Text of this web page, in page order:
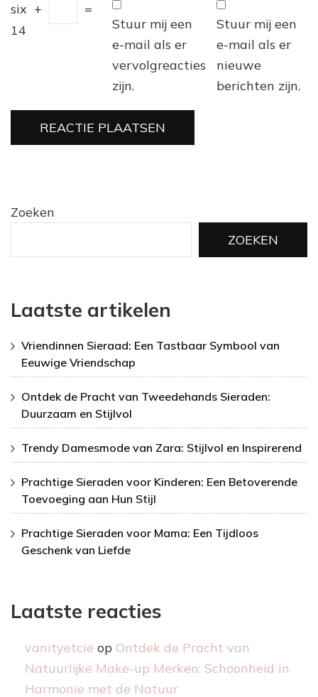
six +
=
14
Stuur mij een
e-mail als er
vervolgreacties
zijn.
Stuur mij een
e-mail als er
nieuwe
berichten zijn.
Zoeken
ZOEKEN
Laatste artikelen
Vriendinnen Sieraad: Een Tastbaar Symbool van
Eeuwige Vriendschap
Ontdek de Pracht van Tweedehands Sieraden:
Duurzaam en Stijlvol
Trendy Damesmode van Zara: Stijlvol en Inspirerend
Prachtige Sieraden voor Kinderen: Een Betoverende
Toevoeging aan Hun Stijl
Prachtige Sieraden voor Mama: Een Tijdloos
Geschenk van Liefde
Laatste reacties
vanityetcie op Ontdek de Pracht van
Natuurlijke Make-up Merken: Schoonheid in
Harmonie met de Natuur